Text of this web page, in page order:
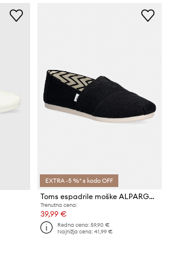
EXTRA -5 %* s kodo OFF
Toms espadrile moške ALPARGATA CLASSIC
Trenutna cena:
39,99 €
Redna cena:59,90 €
Najnižja cena:41,99 €